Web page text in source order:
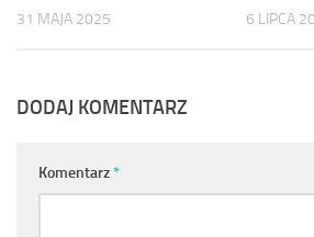
31 MAJA 2025 6 LIPCA
DODAJ KOMENTARZ
Komentarz*